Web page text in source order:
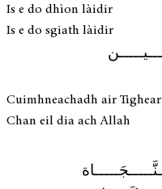
Is e do dhìon làidir
Is e do sgiath làidir
Cuimhneachadh air
Chan eil dia ach Allah